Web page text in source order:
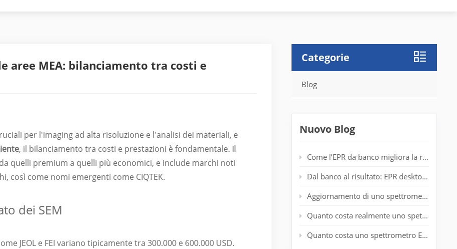
aree MEA: bilanciamento tra costi e
per l'imaging ad alta risoluzione e l'analisi dei materiali, e
, il bilanciamento tra costi e prestazioni è fondamentale. Il
quelli premium a quelli più economici, e include marchi noti
così come nomi emergenti come CIQTEK.
dei SEM
JEOL e FEI variano tipicamente tra 300.000 e 600.000 USD.
Categorie
Blog
Nuovo Blog
Come l’EPR da banco migliora la rilevazione dei radicali nei laboratori di polimeri
Dal banco al risultato: EPR desktop per l'analisi dello spin in tempo reale
Aggiornamento di uno spettrometro EPR obsoleto: prolungamento della durata del sistema senza un nuovo magnete
Quanto costa realmente uno spettrometro EPR entry-level?
Quanto costa uno spettrometro EPR? Guida completa ai prezzi per i ricercatori